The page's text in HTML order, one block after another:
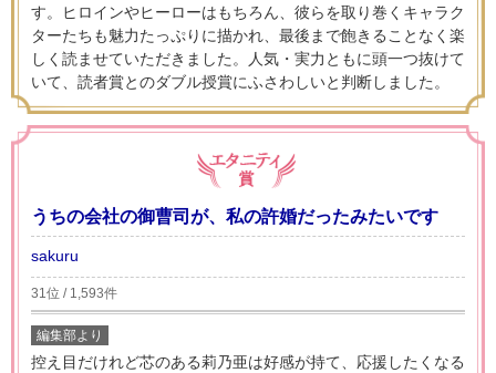
す。ヒロインやヒーローはもちろん、彼らを取り巻くキャラク
ターたちも魅力たっぷりに描かれ、最後まで飽きることなく楽
しく読ませていただきました。人気・実力ともに頭一つ抜けて
いて、読者賞とのダブル授賞にふさわしいと判断しました。
うちの会社の御曹司が、私の許婚だったみたいです
sakuru
31位 / 1,593件
編集部より
控え目だけれど芯のある莉乃亜は好感が持て、応援したくなる